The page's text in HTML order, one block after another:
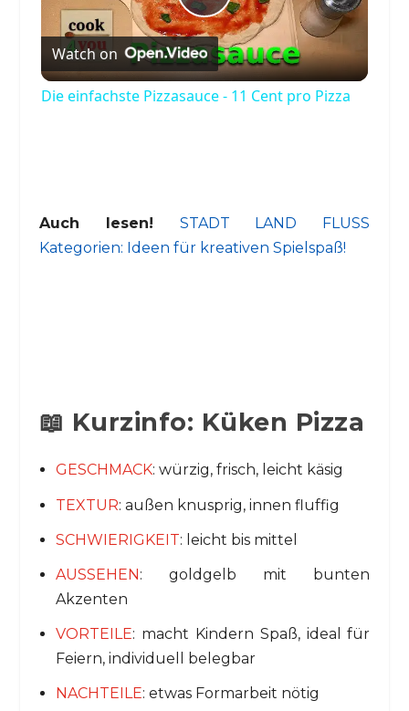
Play
Video
Watch on
Die einfachste Pizzasauce - 11 Cent pro Pizza
Auch lesen! STADT LAND FLUSS
Kategorien: Ideen für kreativen Spielspaß!
📖 Kurzinfo: Küken Pizza
GESCHMACK: würzig, frisch, leicht käsig
TEXTUR: außen knusprig, innen fluffig
SCHWIERIGKEIT: leicht bis mittel
AUSSEHEN: goldgelb mit bunten
Akzenten
VORTEILE: macht Kindern Spaß, ideal für
Feiern, individuell belegbar
NACHTEILE: etwas Formarbeit nötig